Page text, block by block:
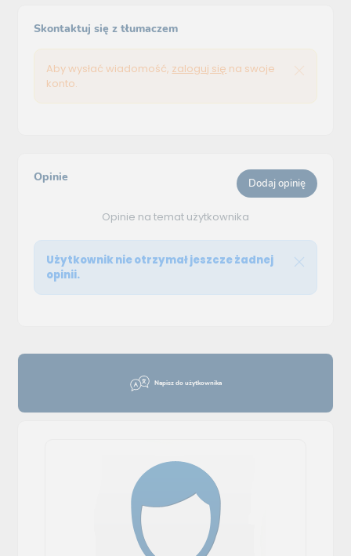
Napisz do użytkownika
Skontaktuj się z tłumaczem
Aby wysłać wiadomość, zaloguj się na swoje
konto.
Opinie Dodaj opinię
Opinie na temat użytkownika
Użytkownik nie otrzymał jeszcze żadnej
opinii.